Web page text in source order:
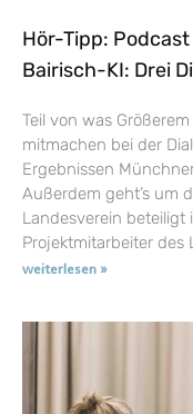
Hör-Tipp: Podcast
Bairisch-KI: Drei
Teil von was
mitmachen bei der
Ergebnissen
Außerdem geht’s um
Landesverein beteiligt
Projektmitarbeiter des
weiterlesen »